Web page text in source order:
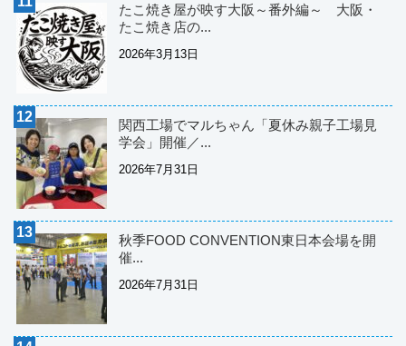
たこ焼き屋が映す大阪～番外編～ 大阪・
たこ焼き店の...
2026年3月13日
関西工場でマルちゃん「夏休み親子工場見
学会」開催／...
2026年7月31日
秋季FOOD CONVENTION東日本会場を開
催...
2026年7月31日